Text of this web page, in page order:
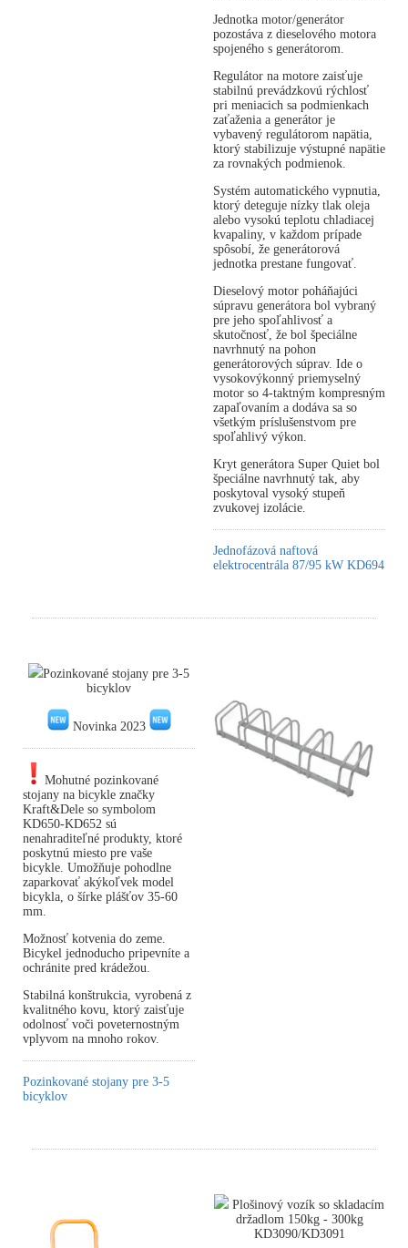
Jednotka motor/generátor
pozostáva z dieselového motora
spojeného s generátorom.
Regulátor na motore zaisťuje
stabilnú prevádzkovú rýchlosť
pri meniacich sa podmienkach
zaťaženia a generátor je
vybavený regulátorom napätia,
ktorý stabilizuje výstupné napätie
za rovnakých podmienok.
Systém automatického vypnutia,
ktorý deteguje nízky tlak oleja
alebo vysokú teplotu chladiacej
kvapaliny, v každom prípade
spôsobí, že generátorová
jednotka prestane fungovať.
Dieselový motor poháňajúci
súpravu generátora bol vybraný
pre jeho spoľahlivosť a
skutočnosť, že bol špeciálne
navrhnutý na pohon
generátorových súprav. Ide o
vysokovýkonný priemyselný
motor so 4-taktným kompresným
zapaľovaním a dodáva sa so
všetkým príslušenstvom pre
spoľahlivý výkon.
Kryt generátora Super Quiet bol
špeciálne navrhnutý tak, aby
poskytoval vysoký stupeň
zvukovej izolácie.
Jednofázová naftová
elektrocentrála 87/95 kW KD694
Pozinkované stojany pre 3-5
bicyklov
Novinka 2023
Mohutné pozinkované
stojany na bicykle značky
Kraft&Dele so symbolom
KD650-KD652 sú
nenahraditeľné produkty, ktoré
poskytnú miesto pre vaše
bicykle. Umožňuje pohodlne
zaparkovať akýkoľvek model
bicykla, o šírke plášťov 35-60
mm.
Možnosť kotvenia do zeme.
Bicykel jednoducho pripevníte a
ochránite pred krádežou.
Stabilná konštrukcia, vyrobená z
kvalitného kovu, ktorý zaisťuje
odolnosť voči poveternostným
vplyvom na mnoho rokov.
Pozinkované stojany pre 3-5
bicyklov
Plošinový vozík so skladacím
držadlom 150kg - 300kg
KD3090/KD3091